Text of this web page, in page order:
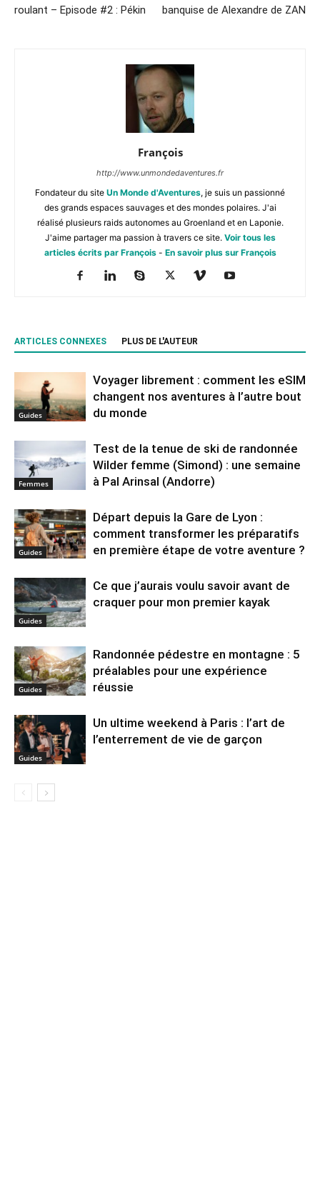
roulant – Episode #2 : Pékin
banquise de Alexandre de ZAN
François
http://www.unmondedaventures.fr
Fondateur du site Un Monde d'Aventures, je suis un passionné
des grands espaces sauvages et des mondes polaires. J'ai
réalisé plusieurs raids autonomes au Groenland et en Laponie.
J'aime partager ma passion à travers ce site. Voir tous les
articles écrits par François- En savoir plus sur François
ARTICLES CONNEXES PLUS DE L'AUTEUR
Guides
Voyager librement : comment les eSIM
changent nos aventures à l’autre bout
du monde
Femmes
Test de la tenue de ski de randonnée
Wilder femme (Simond) : une semaine
à Pal Arinsal (Andorre)
Guides
Départ depuis la Gare de Lyon :
comment transformer les préparatifs
en pre⁠mière étape de votre aventure ?
Guides
Ce que j’aurais voulu savoir avant de
craquer pour mon premier kayak
Guides
Randonnée pédestre en montagne : 5
préalables pour une expérience
réussie
Guides
Un ultime weekend à Paris : l’art de
l’enterrement de vie de garçon